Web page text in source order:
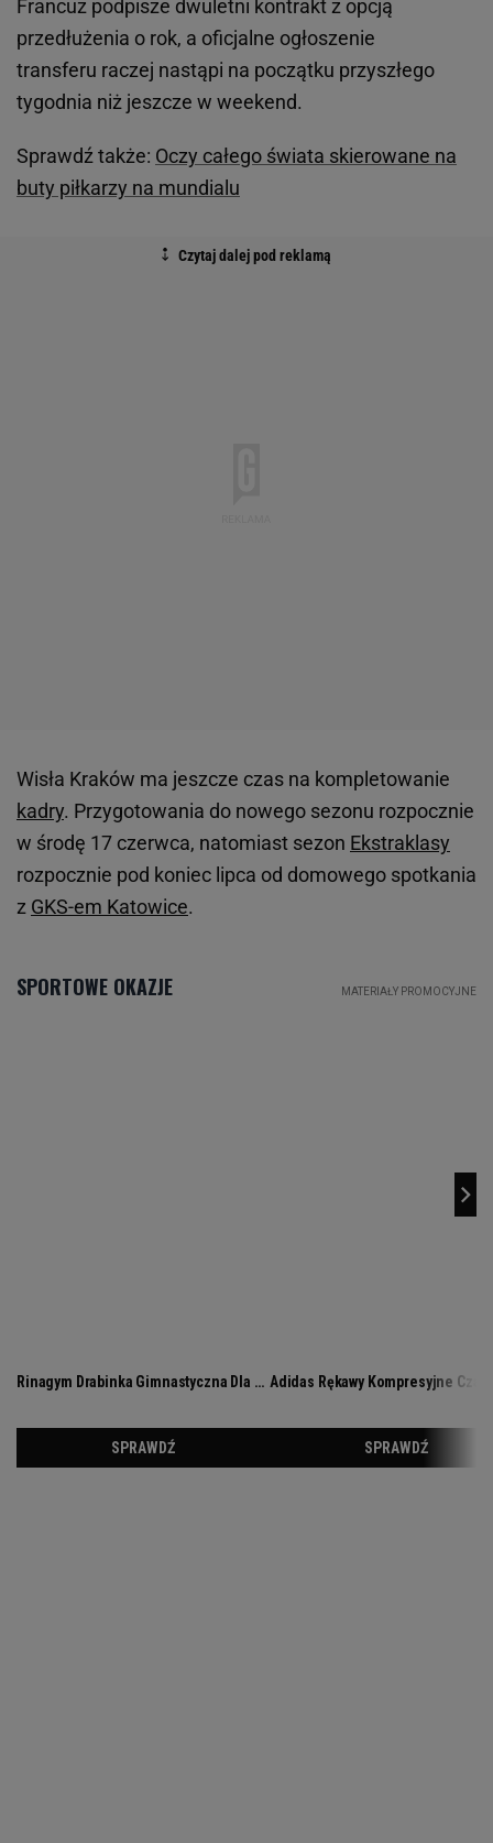
Francuz podpisze dwuletni kontrakt z opcją
przedłużenia o rok, a oficjalne ogłoszenie
transferu raczej nastąpi na początku przyszłego
tygodnia niż jeszcze w weekend.
Sprawdź także: Oczy całego świata skierowane na
buty piłkarzy na mundialu
Wisła Kraków ma jeszcze czas na kompletowanie
kadry. Przygotowania do nowego sezonu rozpocznie
w środę 17 czerwca, natomiast sezon Ekstraklasy
rozpocznie pod koniec lipca od domowego spotkania
z GKS-em Katowice.